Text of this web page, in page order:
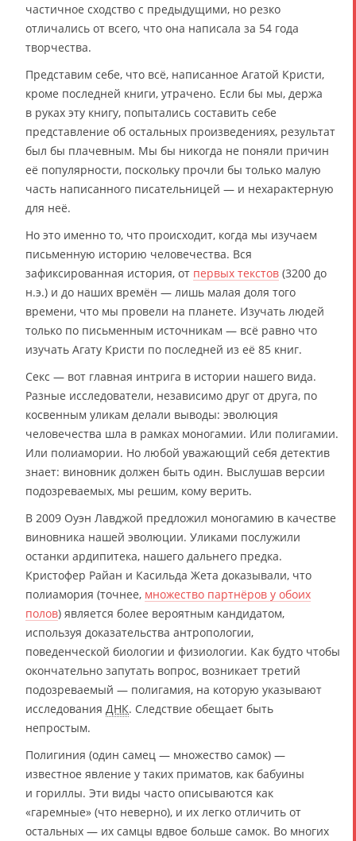
частичное сходство с предыдущими, но резко
отличались от всего, что она написала за 54 года
творчества.
Представим себе, что всё, написанное Агатой Кристи,
кроме последней книги, утрачено. Если бы мы, держа
в руках эту книгу, попытались составить себе
представление об остальных произведениях, результат
был бы плачевным. Мы бы никогда не поняли причин
её популярности, поскольку прочли бы только малую
часть написанного писательницей — и нехарактерную
для неё.
Но это именно то, что происходит, когда мы изучаем
письменную историю человечества. Вся
зафиксированная история, от первых текстов (3200 до
н.э.) и до наших времён — лишь малая доля того
времени, что мы провели на планете. Изучать людей
только по письменным источникам — всё равно что
изучать Агату Кристи по последней из её 85 книг.
Секс — вот главная интрига в истории нашего вида.
Разные исследователи, независимо друг от друга, по
косвенным уликам делали выводы: эволюция
человечества шла в рамках моногамии. Или полигамии.
Или полиамории. Но любой уважающий себя детектив
знает: виновник должен быть один. Выслушав версии
подозреваемых, мы решим, кому верить.
В 2009 Оуэн Лавджой предложил моногамию в качестве
виновника нашей эволюции. Уликами послужили
останки ардипитека, нашего дальнего предка.
Кристофер Райан и Касильда Жета доказывали, что
полиамория (точнее, множество партнёров у обоих
полов) является более вероятным кандидатом,
используя доказательства антропологии,
поведенческой биологии и физиологии. Как будто чтобы
окончательно запутать вопрос, возникает третий
подозреваемый — полигамия, на которую указывают
исследования ДНК. Следствие обещает быть
непростым.
Полигиния (один самец — множество самок) —
известное явление у таких приматов, как бабуины
и гориллы. Эти виды часто описываются как
«гаремные» (что неверно), и их легко отличить от
остальных — их самцы вдвое больше самок. Во многих